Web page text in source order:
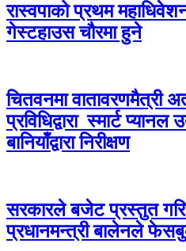
रास्वपाको प्रथम
गेस्टहाउस चौरमा हुने
चितवनमा वातावरणमैत्री
प्रविधिद्वारा स्मार्ट
बानियाँद्वारा निरीक्षण
सरकारले बजेट प्रस्तुत
प्रधानमन्त्री बालेनले